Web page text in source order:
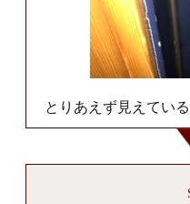
とりあえず見えてい